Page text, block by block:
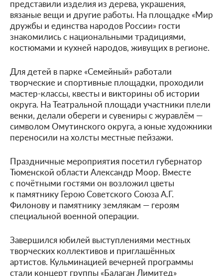
представили изделия из дерева, украшения,
вязаные вещи и другие работы. На площадке «Мир
дружбы и единства народов России» гости
знакомились с национальными традициями,
костюмами и кухней народов, живущих в регионе.
Для детей в парке «Семейный» работали
творческие и спортивные площадки, проходили
мастер-классы, квесты и викторины об истории
округа. На Театральной площади участники плели
венки, делали обереги и сувениры с журавлём —
символом Омутинского округа, а юные художники
переносили на холсты местные пейзажи.
Праздничные мероприятия посетил губернатор
Тюменской области Александр Моор. Вместе
с почётными гостями он возложил цветы
к памятнику Герою Советского Союза А.Г.
Филонову и памятнику землякам — героям
специальной военной операции.
Завершился юбилей выступлениями местных
творческих коллективов и приглашённых
артистов. Кульминацией вечерней программы
стали концерт группы «Балаган Лимитед»